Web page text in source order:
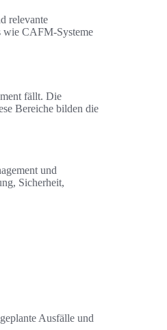
relevante
wie CAFM-Systeme
fällt. Die
Bereiche bilden die
und
Sicherheit,
Ausfälle und